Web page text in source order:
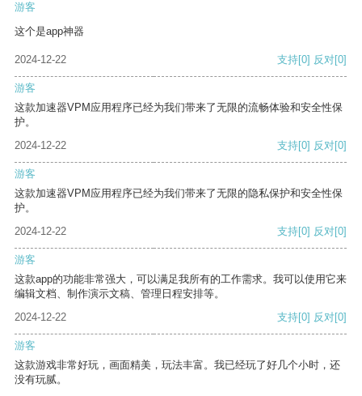
游客
这个是app神器
2024-12-22 支持[0] 反对[0]
游客
这款加速器VPM应用程序已经为我们带来了无限的流畅体验和安全性保
护。
2024-12-22
支持[0] 反对[0]
游客
这款加速器VPM应用程序已经为我们带来了无限的隐私保护和安全性保
护。
2024-12-22
支持[0] 反对[0]
游客
这款app的功能非常强大，可以满足我所有的工作需求。我可以使用它来
编辑文档、制作演示文稿、管理日程安排等。
2024-12-22
支持[0] 反对[0]
游客
这款游戏非常好玩，画面精美，玩法丰富。我已经玩了好几个小时，还
没有玩腻。